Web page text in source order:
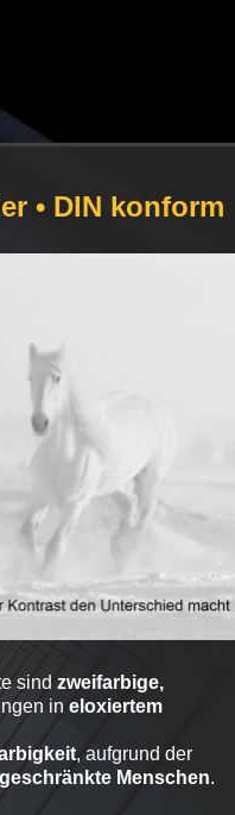
• DIN konform
sindzweifarbige,
ineloxiertem
, aufgrund der
Menschen.